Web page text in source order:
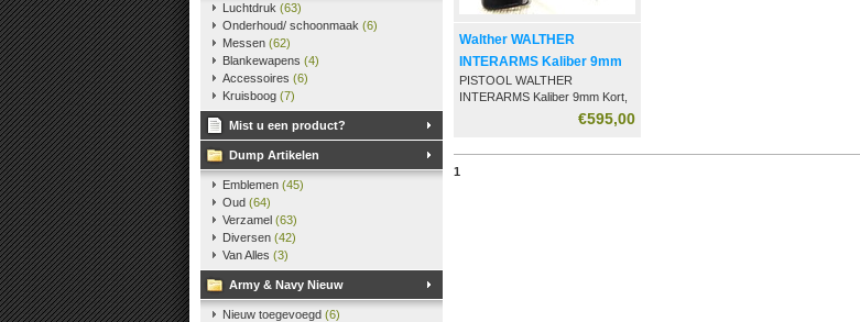
Luchtdruk (63)
Onderhoud/ schoonmaak (6)
Messen (62)
Blankewapens (4)
Accessoires (6)
Kruisboog (7)
Mist u een product?
Dump Artikelen
Emblemen (45)
Oud (64)
Verzamel (63)
Diversen (42)
Van Alles (3)
Army & Navy Nieuw
Nieuw toegevoegd (6)
Walther WALTHER
INTERARMS Kaliber 9mm
Kort,
PISTOOL WALTHER
INTERARMS Kaliber 9mm Kort,
€595,00
1